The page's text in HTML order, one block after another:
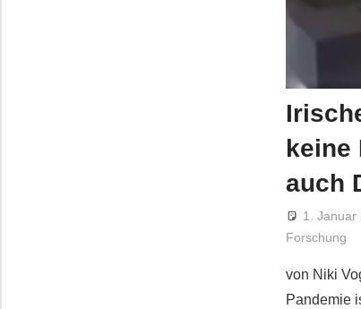
keine
auch
1. Januar
Forschung
von Niki
Pandemie